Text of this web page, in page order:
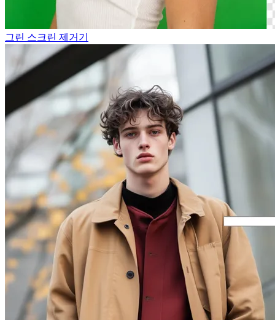
그린 스크린 제거기